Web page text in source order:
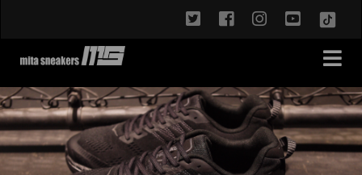
twitterfacebookinstagram